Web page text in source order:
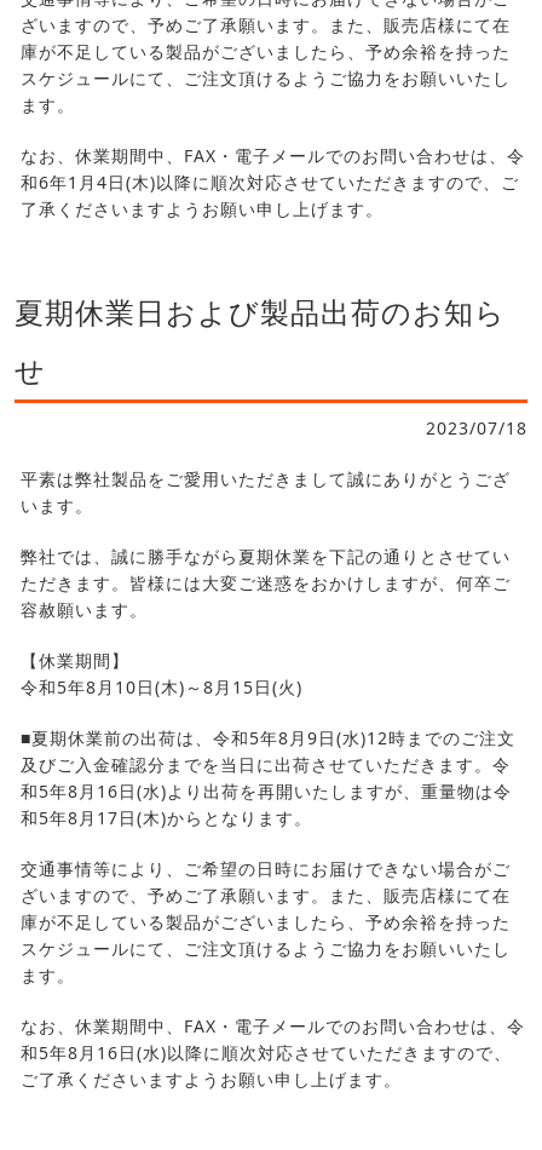
ざいますので、予めご了承願います。また、販売店様にて在
庫が不足している製品がございましたら、予め余裕を持った
スケジュールにて、ご注文頂けるようご協力をお願いいたし
ます。
なお、休業期間中、FAX・電子メールでのお問い合わせは、令
和6年1月4日(木)以降に順次対応させていただきますので、ご
了承くださいますようお願い申し上げます。
夏期休業日および製品出荷のお知ら
せ
2023/07/18
平素は弊社製品をご愛用いただきまして誠にありがとうござ
います。
弊社では、誠に勝手ながら夏期休業を下記の通りとさせてい
ただきます。皆様には大変ご迷惑をおかけしますが、何卒ご
容赦願います。
【休業期間】
令和5年8月10日(木)～8月15日(火)
■夏期休業前の出荷は、令和5年8月9日(水)12時までのご注文
及びご入金確認分までを当日に出荷させていただきます。令
和5年8月16日(水)より出荷を再開いたしますが、重量物は令
和5年8月17日(木)からとなります。
交通事情等により、ご希望の日時にお届けできない場合がご
ざいますので、予めご了承願います。また、販売店様にて在
庫が不足している製品がございましたら、予め余裕を持った
スケジュールにて、ご注文頂けるようご協力をお願いいたし
ます。
なお、休業期間中、FAX・電子メールでのお問い合わせは、令
和5年8月16日(水)以降に順次対応させていただきますので、
ご了承くださいますようお願い申し上げます。